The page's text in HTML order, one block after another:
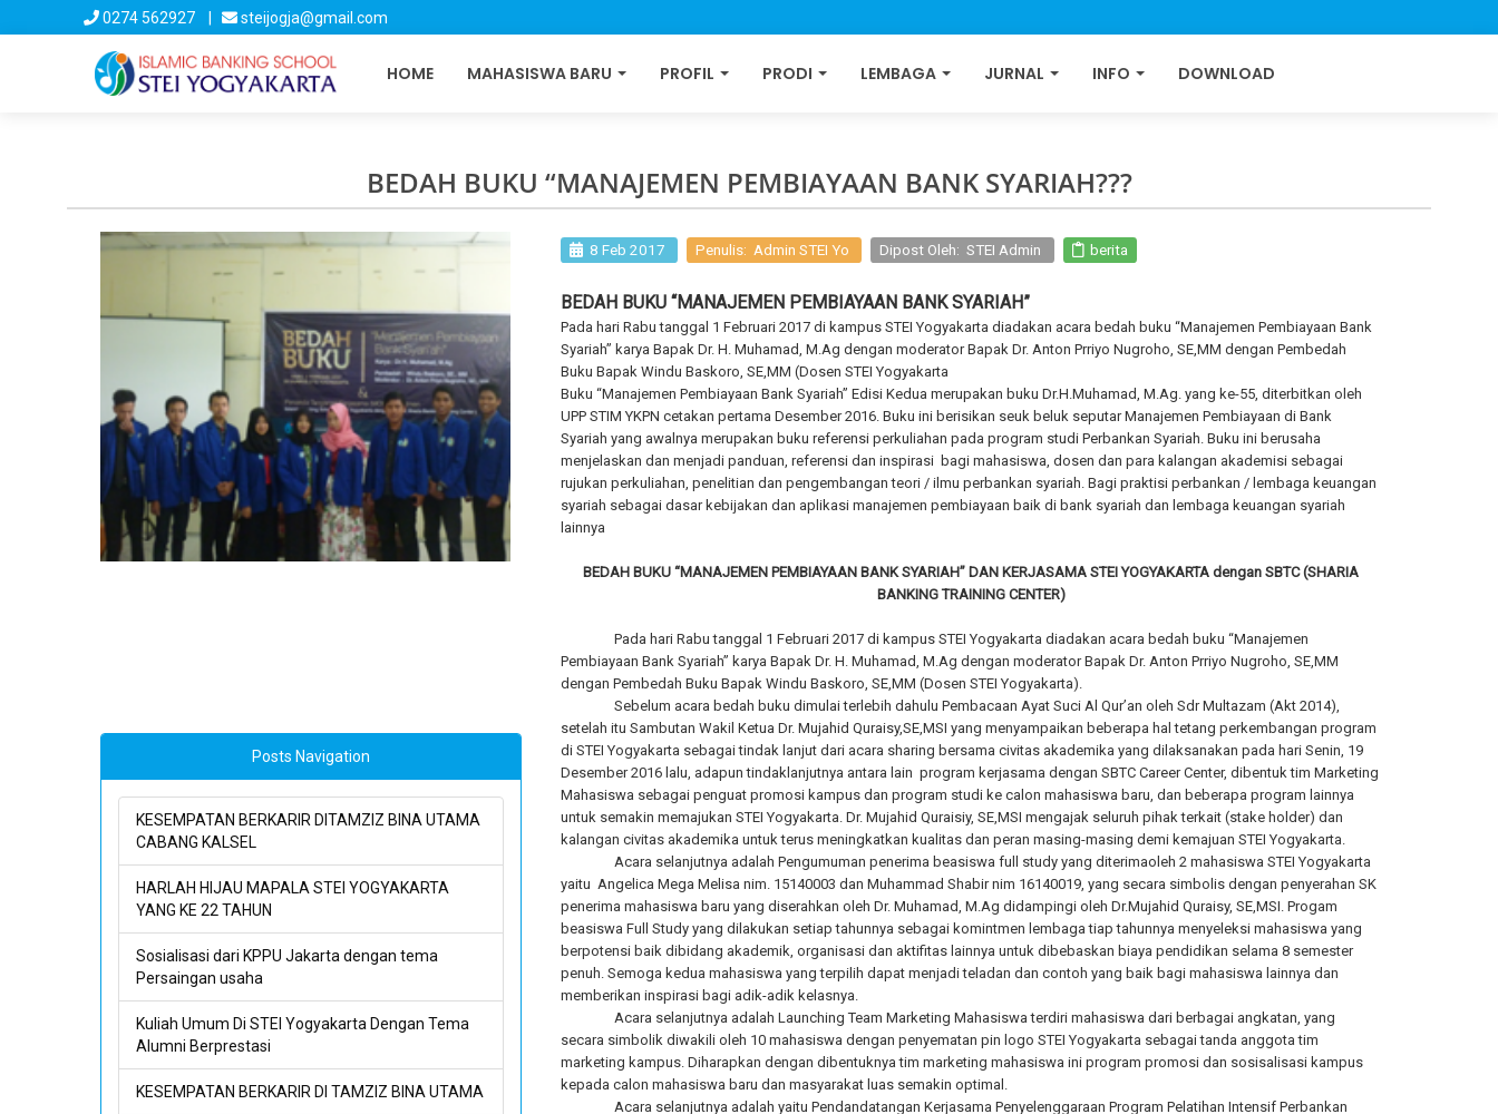
0274 562927 | steijogja@gmail.com
HOME MAHASISWA BARU PROFIL PRODI LEMBAGA JURNAL INFO DOWNLOAD
BEDAH BUKU “MANAJEMEN PEMBIAYAAN BANK SYARIAH???
8 Feb 2017 Penulis: Admin STEI Yo Dipost Oleh: STEI Admin berita
BEDAH BUKU “MANAJEMEN PEMBIAYAAN BANK SYARIAH”
Pada hari Rabu tanggal 1 Februari 2017 di kampus STEI Yogyakarta diadakan acara bedah buku “Manajemen Pembiayaan Bank
Syariah” karya Bapak Dr. H. Muhamad, M.Ag dengan moderator Bapak Dr. Anton Prriyo Nugroho, SE,MM dengan Pembedah
Buku Bapak Windu Baskoro, SE,MM (Dosen STEI Yogyakarta
Buku “Manajemen Pembiayaan Bank Syariah” Edisi Kedua merupakan buku Dr.H.Muhamad, M.Ag. yang ke-55, diterbitkan oleh
UPP STIM YKPN cetakan pertama Desember 2016. Buku ini berisikan seuk beluk seputar Manajemen Pembiayaan di Bank
Syariah yang awalnya merupakan buku referensi perkuliahan pada program studi Perbankan Syariah. Buku ini berusaha
menjelaskan dan menjadi panduan, referensi dan inspirasi bagi mahasiswa, dosen dan para kalangan akademisi sebagai
rujukan perkuliahan, penelitian dan pengembangan teori / ilmu perbankan syariah. Bagi praktisi perbankan / lembaga keuangan
syariah sebagai dasar kebijakan dan aplikasi manajemen pembiayaan baik di bank syariah dan lembaga keuangan syariah
lainnya
BEDAH BUKU “MANAJEMEN PEMBIAYAAN BANK SYARIAH” DAN KERJASAMA STEI YOGYAKARTA dengan SBTC (SHARIA
BANKING TRAINING CENTER)
Pada hari Rabu tanggal 1 Februari 2017 di kampus STEI Yogyakarta diadakan acara bedah buku “Manajemen
Pembiayaan Bank Syariah” karya Bapak Dr. H. Muhamad, M.Ag dengan moderator Bapak Dr. Anton Prriyo Nugroho, SE,MM
dengan Pembedah Buku Bapak Windu Baskoro, SE,MM (Dosen STEI Yogyakarta).
Sebelum acara bedah buku dimulai terlebih dahulu Pembacaan Ayat Suci Al Qur’an oleh Sdr Multazam (Akt 2014),
setelah itu Sambutan Wakil Ketua Dr. Mujahid Quraisy,SE,MSI yang menyampaikan beberapa hal tetang perkembangan program
di STEI Yogyakarta sebagai tindak lanjut dari acara sharing bersama civitas akademika yang dilaksanakan pada hari Senin, 19
Desember 2016 lalu, adapun tindaklanjutnya antara lain program kerjasama dengan SBTC Career Center, dibentuk tim Marketing
Mahasiswa sebagai penguat promosi kampus dan program studi ke calon mahasiswa baru, dan beberapa program lainnya
untuk semakin memajukan STEI Yogyakarta. Dr. Mujahid Quraisiy, SE,MSI mengajak seluruh pihak terkait (stake holder) dan
kalangan civitas akademika untuk terus meningkatkan kualitas dan peran masing-masing demi kemajuan STEI Yogyakarta.
Acara selanjutnya adalah Pengumuman penerima beasiswa full study yang diterimaoleh 2 mahasiswa STEI Yogyakarta
yaitu Angelica Mega Melisa nim. 15140003 dan Muhammad Shabir nim 16140019, yang secara simbolis dengan penyerahan SK
penerima mahasiswa baru yang diserahkan oleh Dr. Muhamad, M.Ag didampingi oleh Dr.Mujahid Quraisy, SE,MSI. Progam
beasiswa Full Study yang dilakukan setiap tahunnya sebagai komintmen lembaga tiap tahunnya menyeleksi mahasiswa yang
berpotensi baik dibidang akademik, organisasi dan aktifitas lainnya untuk dibebaskan biaya pendidikan selama 8 semester
penuh. Semoga kedua mahasiswa yang terpilih dapat menjadi teladan dan contoh yang baik bagi mahasiswa lainnya dan
memberikan inspirasi bagi adik-adik kelasnya.
Acara selanjutnya adalah Launching Team Marketing Mahasiswa terdiri mahasiswa dari berbagai angkatan, yang
secara simbolik diwakili oleh 10 mahasiswa dengan penyematan pin logo STEI Yogyakarta sebagai tanda anggota tim
marketing kampus. Diharapkan dengan dibentuknya tim marketing mahasiswa ini program promosi dan sosisalisasi kampus
kepada calon mahasiswa baru dan masyarakat luas semakin optimal.
Acara selanjutnya adalah yaitu Pendandatangan Kerjasama Penyelenggaraan Program Pelatihan Intensif Perbankan
Posts Navigation
KESEMPATAN BERKARIR DITAMZIZ BINA UTAMA
CABANG KALSEL
HARLAH HIJAU MAPALA STEI YOGYAKARTA
YANG KE 22 TAHUN
Sosialisasi dari KPPU Jakarta dengan tema
Persaingan usaha
Kuliah Umum Di STEI Yogyakarta Dengan Tema
Alumni Berprestasi
KESEMPATAN BERKARIR DI TAMZIZ BINA UTAMA